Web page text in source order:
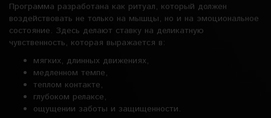
Программа разработана как ритуал, который должен
воздействовать не только на мышцы, но и на эмоциональное
состояние. Здесь делают ставку на деликатную
чувственность, которая выражается в:
мягких, длинных движениях,
медленном темпе,
теплом контакте,
глубоком релаксе,
ощущении заботы и защищенности.